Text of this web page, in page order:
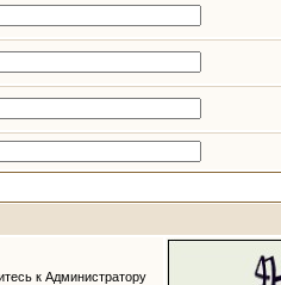
к Администратору